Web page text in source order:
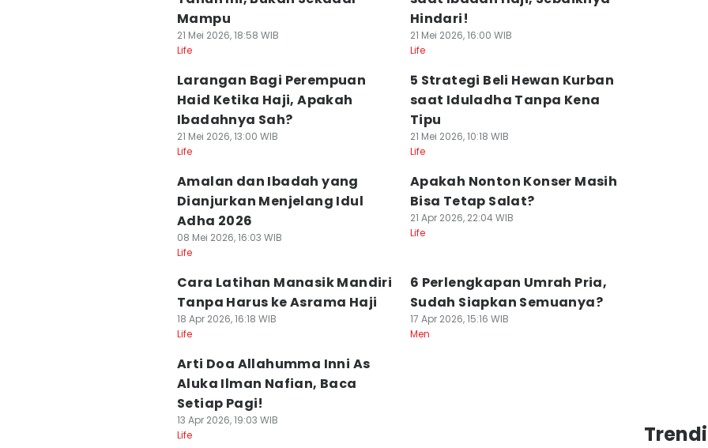
Mampu
21 Mei 2026, 18:58 WIB
Life
Hindari!
21 Mei 2026, 16:00 WIB
Life
Larangan Bagi Perempuan
Haid Ketika Haji, Apakah
Ibadahnya Sah?
21 Mei 2026, 13:00 WIB
Life
5 Strategi Beli Hewan Kurban
saat Iduladha Tanpa Kena
Tipu
21 Mei 2026, 10:18 WIB
Life
Amalan dan Ibadah yang
Dianjurkan Menjelang Idul
Adha 2026
08 Mei 2026, 16:03 WIB
Life
Apakah Nonton Konser Masih
Bisa Tetap Salat?
21 Apr 2026, 22:04 WIB
Life
Cara Latihan Manasik Mandiri
Tanpa Harus ke Asrama Haji
18 Apr 2026, 16:18 WIB
Life
6 Perlengkapan Umrah Pria,
Sudah Siapkan Semuanya?
17 Apr 2026, 15:16 WIB
Men
Arti Doa Allahumma Inni As
Aluka Ilman Nafian, Baca
Setiap Pagi!
13 Apr 2026, 19:03 WIB
Life